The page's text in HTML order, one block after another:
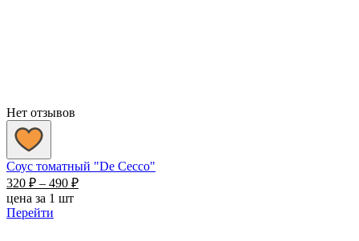
Нет отзывов
Соус томатный "De Cecco"
320 ₽ – 490 ₽Диапазон
цена за 1 шт
Перейти